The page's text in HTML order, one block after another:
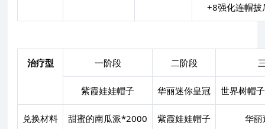
+8强化连帽披
治疗型 一阶段 二阶段
紫霞娃娃帽子 华丽迷你皇冠 世界树帽
兑换材料
甜蜜的南瓜派*2000
紫霞娃娃帽子
华丽